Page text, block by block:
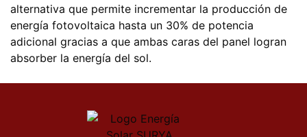
alternativa que permite incrementar la producción de
energía fotovoltaica hasta un 30% de potencia
adicional gracias a que ambas caras del panel logran
absorber la energía del sol.